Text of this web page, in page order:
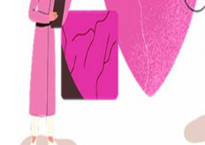
김선옥칼럼
김원동칼럼
100인선
독자광장
여행
인근여행지
놀이공원
낚시/비치
인터뷰/탐방